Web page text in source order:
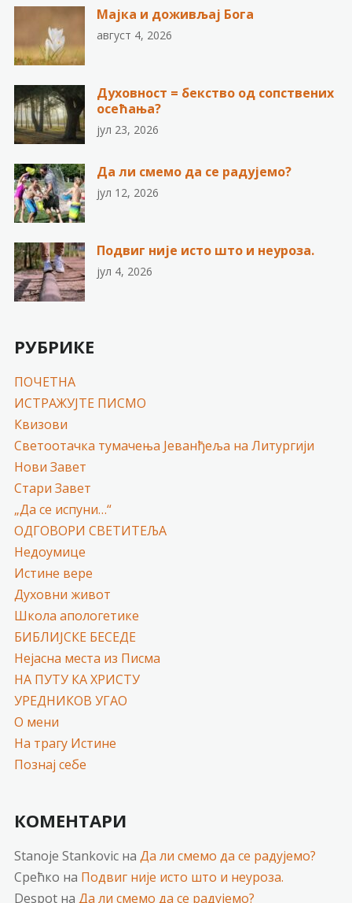
Мајка и доживљај Бога
август 4, 2026
Духовност = бекство од сопствених
осећања?
јул 23, 2026
Да ли смемо да се радујемо?
јул 12, 2026
Подвиг није исто што и неуроза.
јул 4, 2026
РУБРИКЕ
ПОЧЕТНА
ИСТРАЖУЈТЕ ПИСМО
Квизови
Светоотачка тумачења Јеванђеља на Литургији
Нови Завет
Стари Завет
„Да се испуни…“
ОДГОВОРИ СВЕТИТЕЉА
Недоумице
Истине вере
Духовни живот
Школа апологетике
БИБЛИЈСКЕ БЕСЕДЕ
Нејасна места из Писма
НА ПУТУ КА ХРИСТУ
УРЕДНИКОВ УГАО
О мени
На трагу Истине
Познај себе
КОМЕНТАРИ
Stanoje Stankovicна Да ли смемо да се радујемо?
Срећко на Подвиг није исто што и неуроза.
Despotна Да ли смемо да се радујемо?